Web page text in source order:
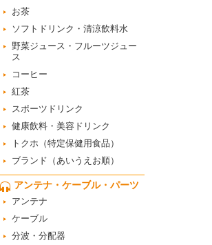
お茶
ソフトドリンク・清涼飲料水
野菜ジュース・フルーツジュー
ス
コーヒー
紅茶
スポーツドリンク
健康飲料・美容ドリンク
トクホ（特定保健用食品）
ブランド（あいうえお順）
アンテナ・ケーブル・パーツ
アンテナ
ケーブル
分波・分配器